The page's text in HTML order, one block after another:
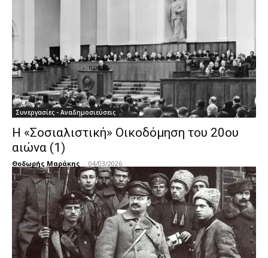
Συνεργασίες - Αναδημοσιεύσεις
Η «Σοσιαλιστική» Οικοδόμηση του 20ου
αιώνα (1)
Θοδωρής Μαράκης - 04/03/2026